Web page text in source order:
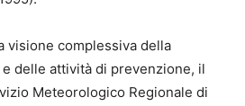
visione complessiva della
delle attività di prevenzione, il
Meteorologico Regionale di